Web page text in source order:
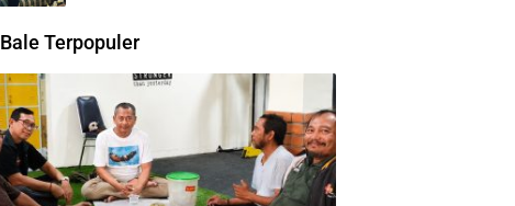
Bale Terpopuler